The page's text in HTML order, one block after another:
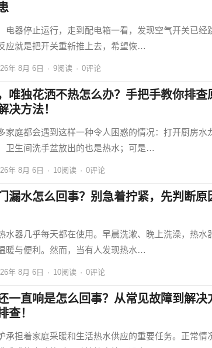
电器停止运行，走到配电箱一看，发现空气开关已经
应就是把开关重新推上去，希望恢…
年 8月 6日 · 9阅读 · 0评论
唯独花洒不热怎么办？手把手教你排查
决方法！
家庭都会遇到这样一种令人困惑的情况：打开厨房水
卫生间洗手盆放出的也是热水；可是…
年 8月 6日 · 10阅读 · 0评论
漏水怎么回事？别急着拧紧，先判断原
水器几乎每天都在使用。早晨洗漱、晚上洗澡，热水
暖与便利。然而，当有人发现热水…
年 8月 6日 · 10阅读 · 0评论
一直响是怎么回事？从常见故障到解决
查！
承担着家庭采暖和生活热水供应的重要任务。正常情